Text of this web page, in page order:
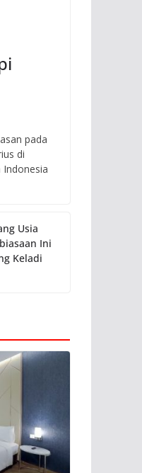
pada
di
Indonesia
Usia
Ini
Keladi